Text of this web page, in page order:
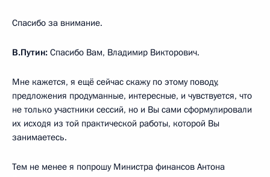
Спасибо за внимание.
В.Путин: Спасибо Вам, Владимир Викторович.
Мне кажется, я ещё сейчас скажу по этому поводу,
предложения продуманные, интересные, и чувствуется, что
не только участники сессий, но и Вы сами сформулировали
их исходя из той практической работы, которой Вы
занимаетесь.
Тем не менее я попрошу Министра финансов Антона